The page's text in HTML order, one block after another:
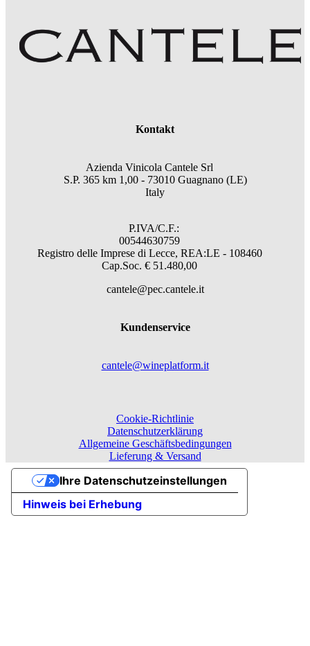
Kontakt
Azienda Vinicola Cantele Srl
S.P. 365 km 1,00 - 73010 Guagnano (LE)
Italy
P.IVA/C.F.:
00544630759
Registro delle Imprese di Lecce, REA:LE - 108460
Cap.Soc. € 51.480,00
cantele@pec.cantele.it
Kundenservice
cantele@wineplatform.it
Cookie-Richtlinie
Datenschutzerklärung
Allgemeine Geschäftsbedingungen
Lieferung & Versand
Hinweis bei Erhebung
Ihre Datenschutzeinstellungen